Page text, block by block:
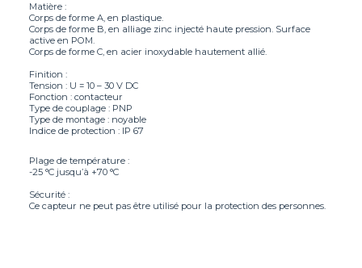
Matière :
Corps de forme A, en plastique.
Corps de forme B, en alliage zinc injecté haute pression. Surface
active en POM.
Corps de forme C, en acier inoxydable hautement allié.
Finition :
Tension : U = 10 – 30 V DC
Fonction : contacteur
Type de couplage : PNP
Type de montage : noyable
Indice de protection : IP 67
Plage de température :
-25 °C jusqu’à +70 °C
Sécurité :
Ce capteur ne peut pas être utilisé pour la protection des personnes.